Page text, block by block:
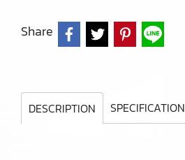
Share
DESCRIPTION SPECIFICATION